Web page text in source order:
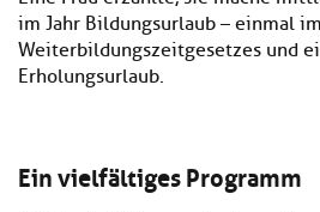
im Jahr Bildungsurlaub – einmal
Weiterbildungszeitgesetzes und
Erholungsurlaub.
Ein vielfältiges Programm